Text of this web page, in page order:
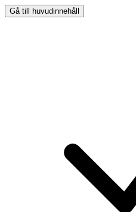
Gå till huvudinnehåll